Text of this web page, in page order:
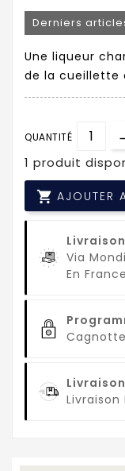
Derniers
Une liqueur
de la cueillette
QUANTITÉ
1 produit
 AJOUTER
Via
En
Livraison